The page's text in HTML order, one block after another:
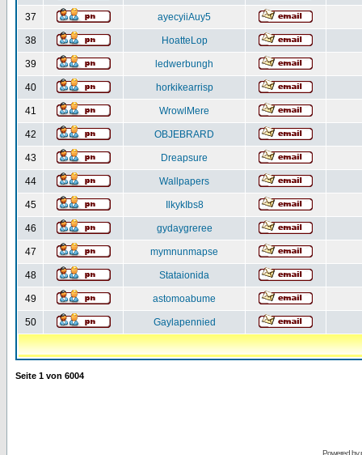
37 ayecyiiAuy5
38 HoatteLop
39 ledwerbungh
40 horkikearrisp
41 WrowlMere
42 OBJEBRARD
43 Dreapsure
44 Wallpapers
45 IlkykIbs8
46 gydaygreree
47 mymnunmapse
48 Stataionida
49 astomoabume
50 Gaylapennied
Seite 1 von 6004
Powered by